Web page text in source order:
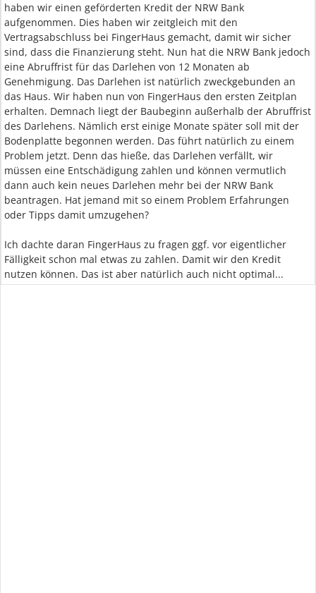
haben wir einen geförderten Kredit der NRW Bank
aufgenommen. Dies haben wir zeitgleich mit den
Vertragsabschluss bei FingerHaus gemacht, damit wir sicher
sind, dass die Finanzierung steht. Nun hat die NRW Bank jedoch
eine Abruffrist für das Darlehen von 12 Monaten ab
Genehmigung. Das Darlehen ist natürlich zweckgebunden an
das Haus. Wir haben nun von FingerHaus den ersten Zeitplan
erhalten. Demnach liegt der Baubeginn außerhalb der Abruffrist
des Darlehens. Nämlich erst einige Monate später soll mit der
Bodenplatte begonnen werden. Das führt natürlich zu einem
Problem jetzt. Denn das hieße, das Darlehen verfällt, wir
müssen eine Entschädigung zahlen und können vermutlich
dann auch kein neues Darlehen mehr bei der NRW Bank
beantragen. Hat jemand mit so einem Problem Erfahrungen
oder Tipps damit umzugehen?
Ich dachte daran FingerHaus zu fragen ggf. vor eigentlicher
Fälligkeit schon mal etwas zu zahlen. Damit wir den Kredit
nutzen können. Das ist aber natürlich auch nicht optimal...